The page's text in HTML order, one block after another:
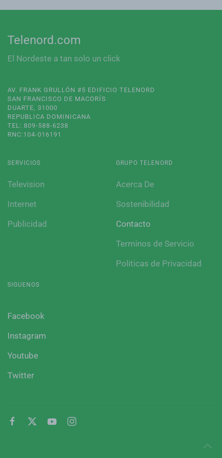
Telenord.com
El Nordeste a tan solo un click
AV. FRANK GRULLÓN #5 EDIFICIO TELENORD
SAN FRANCISCO DE MACORÍS
DUARTE, 31000
REPUBLICA DOMINICANA
TEL: 809-588-6238
RNC:104-016191
SERVICIOS
Television
Internet
Publicidad
GRUPO TELENORD
Acerca De
Sostenibilidad
Contacto
Terminos de Servicio
Politicas de Privacidad
SIGUENOS
Facebook
Instagram
Youtube
Twitter